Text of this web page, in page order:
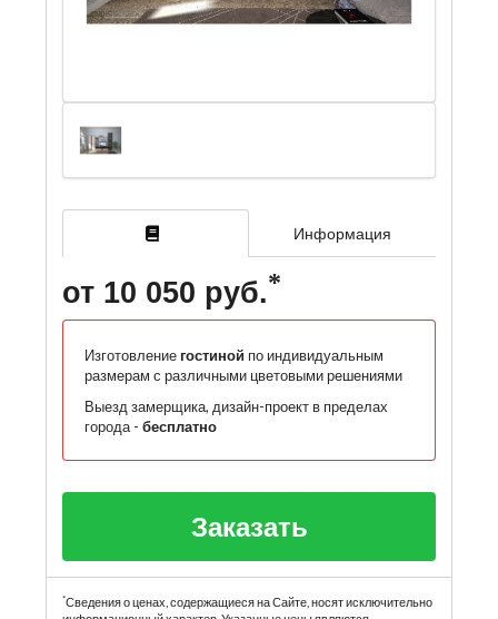
Информация
от 10 050 руб.
Изготовление гостиной по индивидуальным
размерам с различными цветовыми решениями
Выезд замерщика, дизайн-проект в пределах
города - бесплатно
Заказать
*Сведения о ценах, содержащиеся на Сайте, носят исключительно